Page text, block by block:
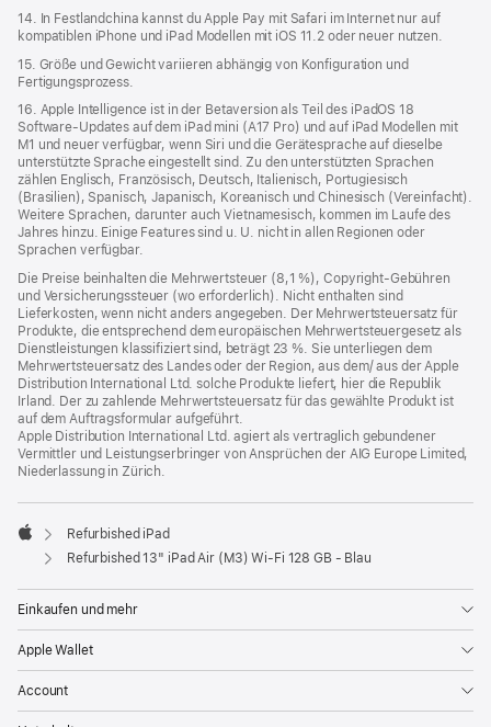
14. In Festlandchina kannst du Apple Pay mit Safari im Internet nur auf
kompatiblen iPhone und iPad Modellen mit iOS 11.2 oder neuer nutzen.
15. Größe und Gewicht variieren abhängig von Konfiguration und
Fertigungsprozess.
16. Apple Intelligence ist in der Betaversion als Teil des iPadOS 18
Software-Updates auf dem iPad mini (A17 Pro) und auf iPad Modellen mit
M1 und neuer verfügbar, wenn Siri und die Gerätesprache auf dieselbe
unterstützte Sprache eingestellt sind. Zu den unterstützten Sprachen
zählen Englisch, Französisch, Deutsch, Italienisch, Portugiesisch
(Brasilien), Spanisch, Japanisch, Koreanisch und Chinesisch (Vereinfacht).
Weitere Sprachen, darunter auch Vietnamesisch, kommen im Laufe des
Jahres hinzu. Einige Features sind u. U. nicht in allen Regionen oder
Sprachen verfügbar.
Die Preise beinhalten die Mehrwertsteuer (8,1 %), Copyright-Gebühren
und Versicherungssteuer (wo erforderlich). Nicht enthalten sind
Lieferkosten, wenn nicht anders angegeben. Der Mehrwertsteuersatz für
Produkte, die entsprechend dem europäischen Mehrwertsteuergesetz als
Dienstleistungen klassifiziert sind, beträgt 23 %. Sie unterliegen dem
Mehrwertsteuersatz des Landes oder der Region, aus dem/ aus der Apple
Distribution International Ltd. solche Produkte liefert, hier die Republik
Irland. Der zu zahlende Mehrwertsteuersatz für das gewählte Produkt ist
auf dem Auftragsformular aufgeführt.
Apple Distribution International Ltd. agiert als vertraglich gebundener
Vermittler und Leistungserbringer von Ansprüchen der AIG Europe Limited,
Niederlassung in Zürich.
Apple
Refurbished iPad
Refurbished 13" iPad Air (M3) Wi‑Fi 128 GB - Blau
Einkaufen und mehr
Apple Wallet
Account